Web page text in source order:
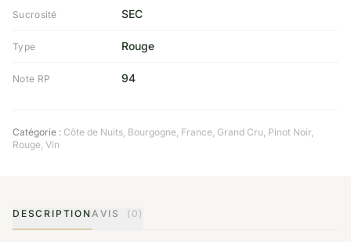
Sucrosité SEC
Type Rouge
Note RP 94
Catégorie : Côte de Nuits, Bourgogne, France, Grand Cru, Pinot Noir,
Rouge, Vin
DESCRIPTION AVIS (0)